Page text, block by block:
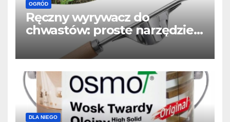
OGRÓD
Ręczny wyrywacz do
chwastów: proste narzędzie,
które usuwa chwasty z
korzeniem
DLA NIEGO